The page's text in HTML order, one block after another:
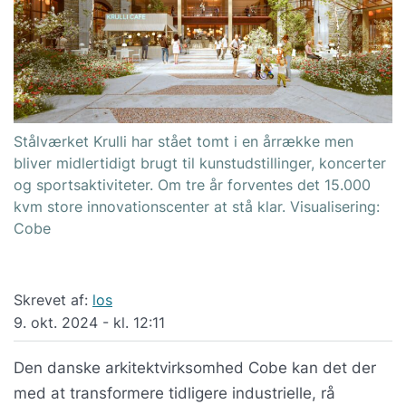
Stålværket Krulli har stået tomt i en årrække men
bliver midlertidigt brugt til kunstudstillinger, koncerter
og sportsaktiviteter. Om tre år forventes det 15.000
kvm store innovationscenter at stå klar. Visualisering:
Cobe
Skrevet af: los
9. okt. 2024 - kl. 12:11
Den danske arkitektvirksomhed Cobe kan det der
med at transformere tidligere industrielle, rå